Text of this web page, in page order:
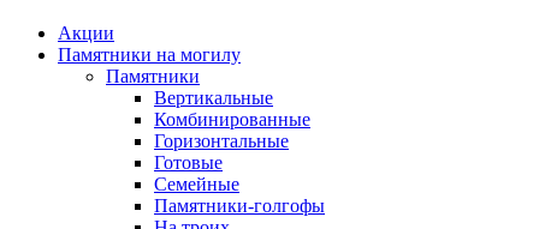
Акции
Памятники на могилу
Памятники
Вертикальные
Комбинированные
Горизонтальные
Готовые
Семейные
Памятники-голгофы